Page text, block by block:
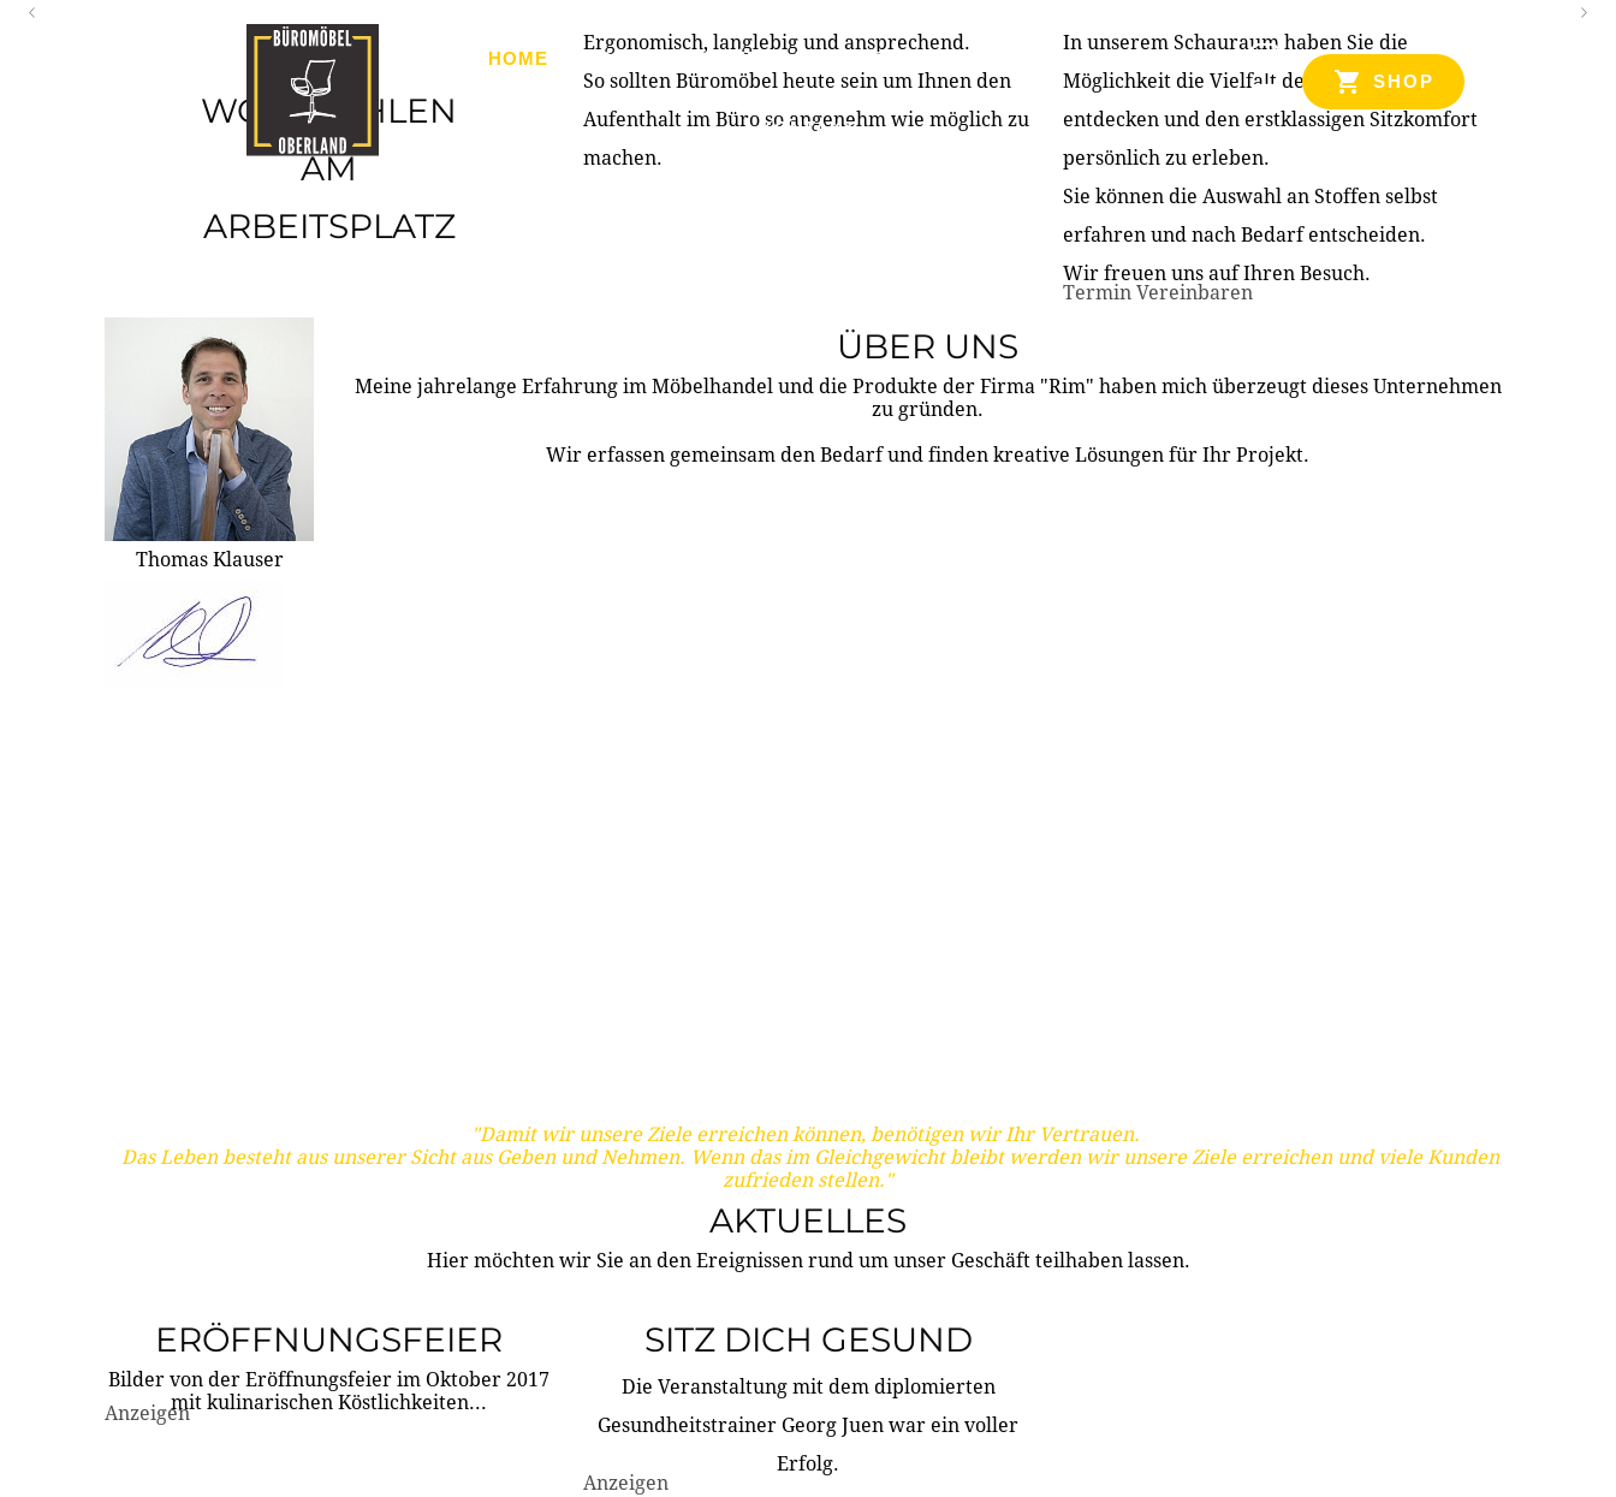
HOME PRODUKTE ÜBER UNS PARTNER & REFERENZEN
KONTAKT
SHOP
WOHLFÜHLEN
AM
ARBEITSPLATZ
Ergonomisch, langlebig und ansprechend.
So sollten Büromöbel heute sein um Ihnen den
Aufenthalt im Büro so angenehm wie möglich zu
machen.
In unserem Schauraum haben Sie die
Möglichkeit die Vielfalt der Produkte zu
entdecken und den erstklassigen Sitzkomfort
persönlich zu erleben.
Sie können die Auswahl an Stoffen selbst
erfahren und nach Bedarf entscheiden.
Wir freuen uns auf Ihren Besuch.
Termin Vereinbaren
Thomas Klauser
ÜBER UNS
Meine jahrelange Erfahrung im Möbelhandel und die Produkte der Firma "Rim" haben mich überzeugt dieses Unternehmen
zu gründen.
Wir erfassen gemeinsam den Bedarf und finden kreative Lösungen für Ihr Projekt.
"Damit wir unsere Ziele erreichen können, benötigen wir Ihr Vertrauen.
Das Leben besteht aus unserer Sicht aus Geben und Nehmen. Wenn das im Gleichgewicht bleibt werden wir unsere Ziele erreichen und viele Kunden
zufrieden stellen."
AKTUELLES
Hier möchten wir Sie an den Ereignissen rund um unser Geschäft teilhaben lassen.
ERÖFFNUNGSFEIER
Bilder von der Eröffnungsfeier im Oktober 2017
mit kulinarischen Köstlichkeiten...
Anzeigen
SITZ DICH GESUND
Die Veranstaltung mit dem diplomierten
Gesundheitstrainer Georg Juen war ein voller
Erfolg.
Anzeigen